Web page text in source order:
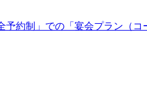
予約制」での「宴会プラン（